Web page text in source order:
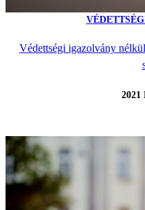
Védettségi igazolvány
2021